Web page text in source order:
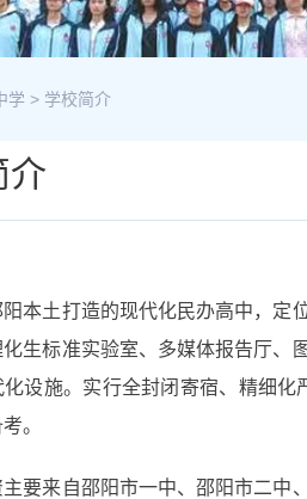
学 > 学校简介
介
阳本土打造的现代化民办高中，定
化生标准实验室、多媒体报告厅、
化设施。实行全封闭寄宿、精细
。
要来自邵阳市一中、邵阳市二中